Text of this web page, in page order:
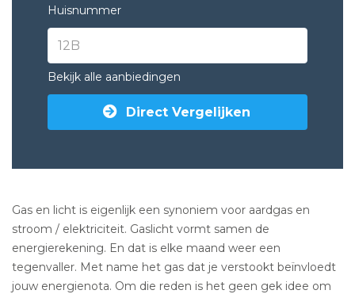
Huisnummer
Bekijk alle aanbiedingen
Direct Vergelijken
Gas en licht is eigenlijk een synoniem voor aardgas en
stroom / elektriciteit. Gaslicht vormt samen de
energierekening. En dat is elke maand weer een
tegenvaller. Met name het gas dat je verstookt beïnvloedt
jouw energienota. Om die reden is het geen gek idee om